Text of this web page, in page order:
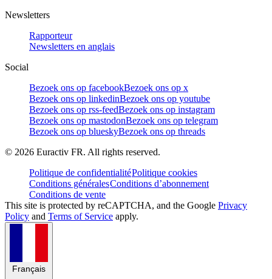
Newsletters
Rapporteur
Newsletters en anglais
Social
Bezoek ons op facebookBezoek ons op x
Bezoek ons op linkedinBezoek ons op youtube
Bezoek ons op rss-feedBezoek ons op instagram
Bezoek ons op mastodonBezoek ons op telegram
Bezoek ons op blueskyBezoek ons op threads
© 2026 Euractiv FR. All rights reserved.
Politique de confidentialitéPolitique cookies
Conditions généralesConditions d’abonnement
Conditions de vente
This site is protected by reCAPTCHA, and the Google Privacy
Policy and Terms of Service apply.
Français